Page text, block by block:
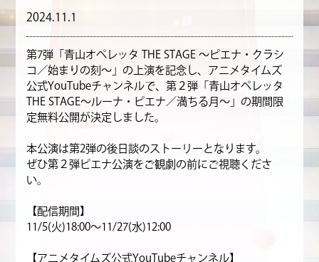
2024.11.1
第7弾「青山オペレッタ THE STAGE ～ピエナ・クラシ
コ／始まりの刻～」の上演を記念し、アニメタイムズ
公式YouTubeチャンネルで、第２弾「青山オペレッタ
THE STAGE～ルーナ・ピエナ／満ちる月～」の期間限
定無料公開が決定しました。
本公演は第2弾の後日談のストーリーとなります。
ぜひ第２弾ピエナ公演をご観劇の前にご視聴くださ
い。
【配信期間】
11/5(火)18:00～11/27(水)12:00
【アニメタイムズ公式YouTubeチャンネル】